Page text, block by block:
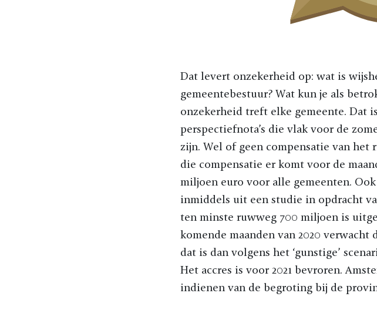
Dat levert onzekerheid op: wat is
gemeentebestuur? Wat kun je als
onzekerheid treft elke gemeente. Dat
perspectiefnota’s die vlak voor de
zijn. Wel of geen compensatie van
die compensatie er komt voor de
miljoen euro voor alle gemeenten.
inmiddels uit een studie in opdracht
ten minste ruwweg 700 miljoen is
komende maanden van 2020
dat is dan volgens het ‘gunstige’
Het accres is voor 2021 bevroren.
indienen van de begroting bij de